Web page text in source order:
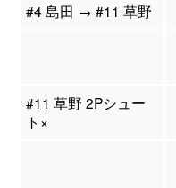
#4 島田 → #11 草野
#11 草野 2Pシュー
ト×